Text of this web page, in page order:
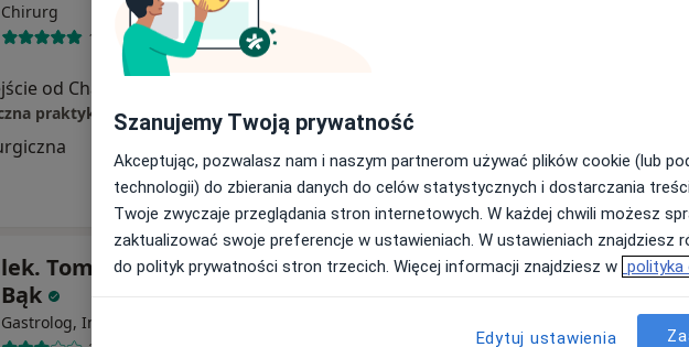
Chirurg
143 opinie
Prywatna chirurgiczna praktyka dr n.med. Grzegorz Kuballa
lek. Tomasz Jarosław
Bąk
Gastrolog, Internista
Dziś Jutro Pon, Wt,
Szanujemy Twoją prywatność
Akceptując, pozwalasz nam i naszym partnerom używać plików cookie (lub
technologii) do zbierania danych do celów statystycznych i dostarczania
Twoje zwyczaje przeglądania stron internetowych. W każdej chwili możesz
zaktualizować swoje preferencje w ustawieniach. W ustawieniach znajdziesz
do polityk prywatności stron trzecich. Więcej informacji znajdziesz w polityka
Edytuj ustawienia